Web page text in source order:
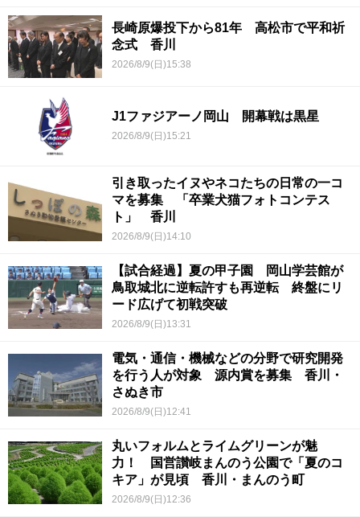
長崎原爆投下から81年 高松市で平和祈
念式 香川
2026/8/9(日)15:38
J1ファジアーノ岡山 開幕戦は黒星
2026/8/9(日)15:21
引き取ったイヌやネコたちの日常の一コ
マを募集 「卒業犬猫フォトコンテス
ト」 香川
2026/8/9(日)14:10
【試合経過】夏の甲子園 岡山学芸館が
鳥取城北に逆転許すも再逆転 終盤にリ
ード広げて初戦突破
2026/8/9(日)13:31
電気・通信・機械などの分野で研究開発
を行う人が対象 源内賞を募集 香川・
さぬき市
2026/8/9(日)12:41
丸いフォルムとライムグリーンが魅
力！ 国営讃岐まんのう公園で「夏のコ
キア」が見頃 香川・まんのう町
2026/8/9(日)12:36